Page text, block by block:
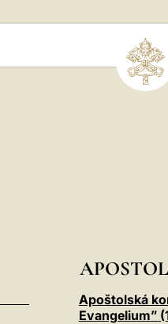
Apoštolská
Evangelium”